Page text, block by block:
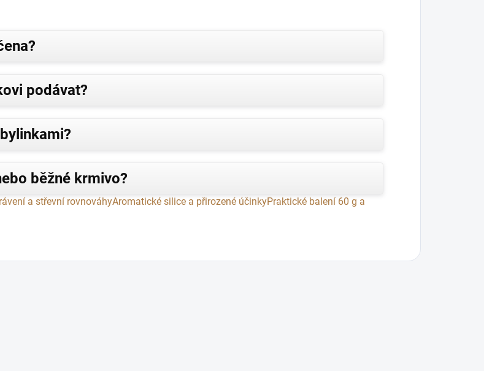
podávat?
běžné krmivo?
a střevní rovnováhyAromatické silice a přirozené účinkyPraktické balení 60 g a